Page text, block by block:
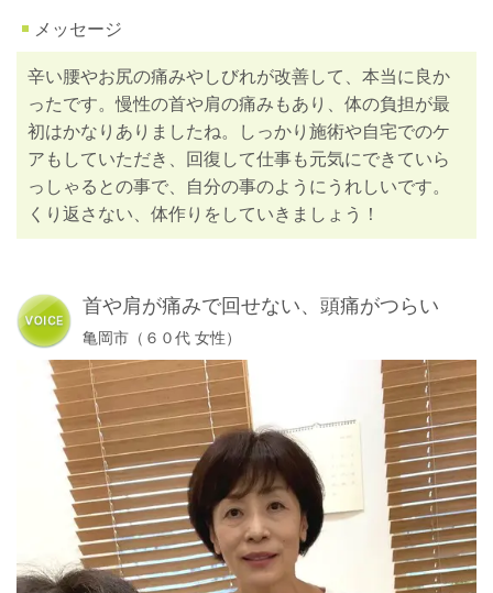
メッセージ
辛い腰やお尻の痛みやしびれが改善して、本当に良か
ったです。慢性の首や肩の痛みもあり、体の負担が最
初はかなりありましたね。しっかり施術や自宅でのケ
アもしていただき、回復して仕事も元気にできていら
っしゃるとの事で、自分の事のようにうれしいです。
くり返さない、体作りをしていきましょう！
首や肩が痛みで回せない、頭痛がつらい
亀岡市（６０代 女性）